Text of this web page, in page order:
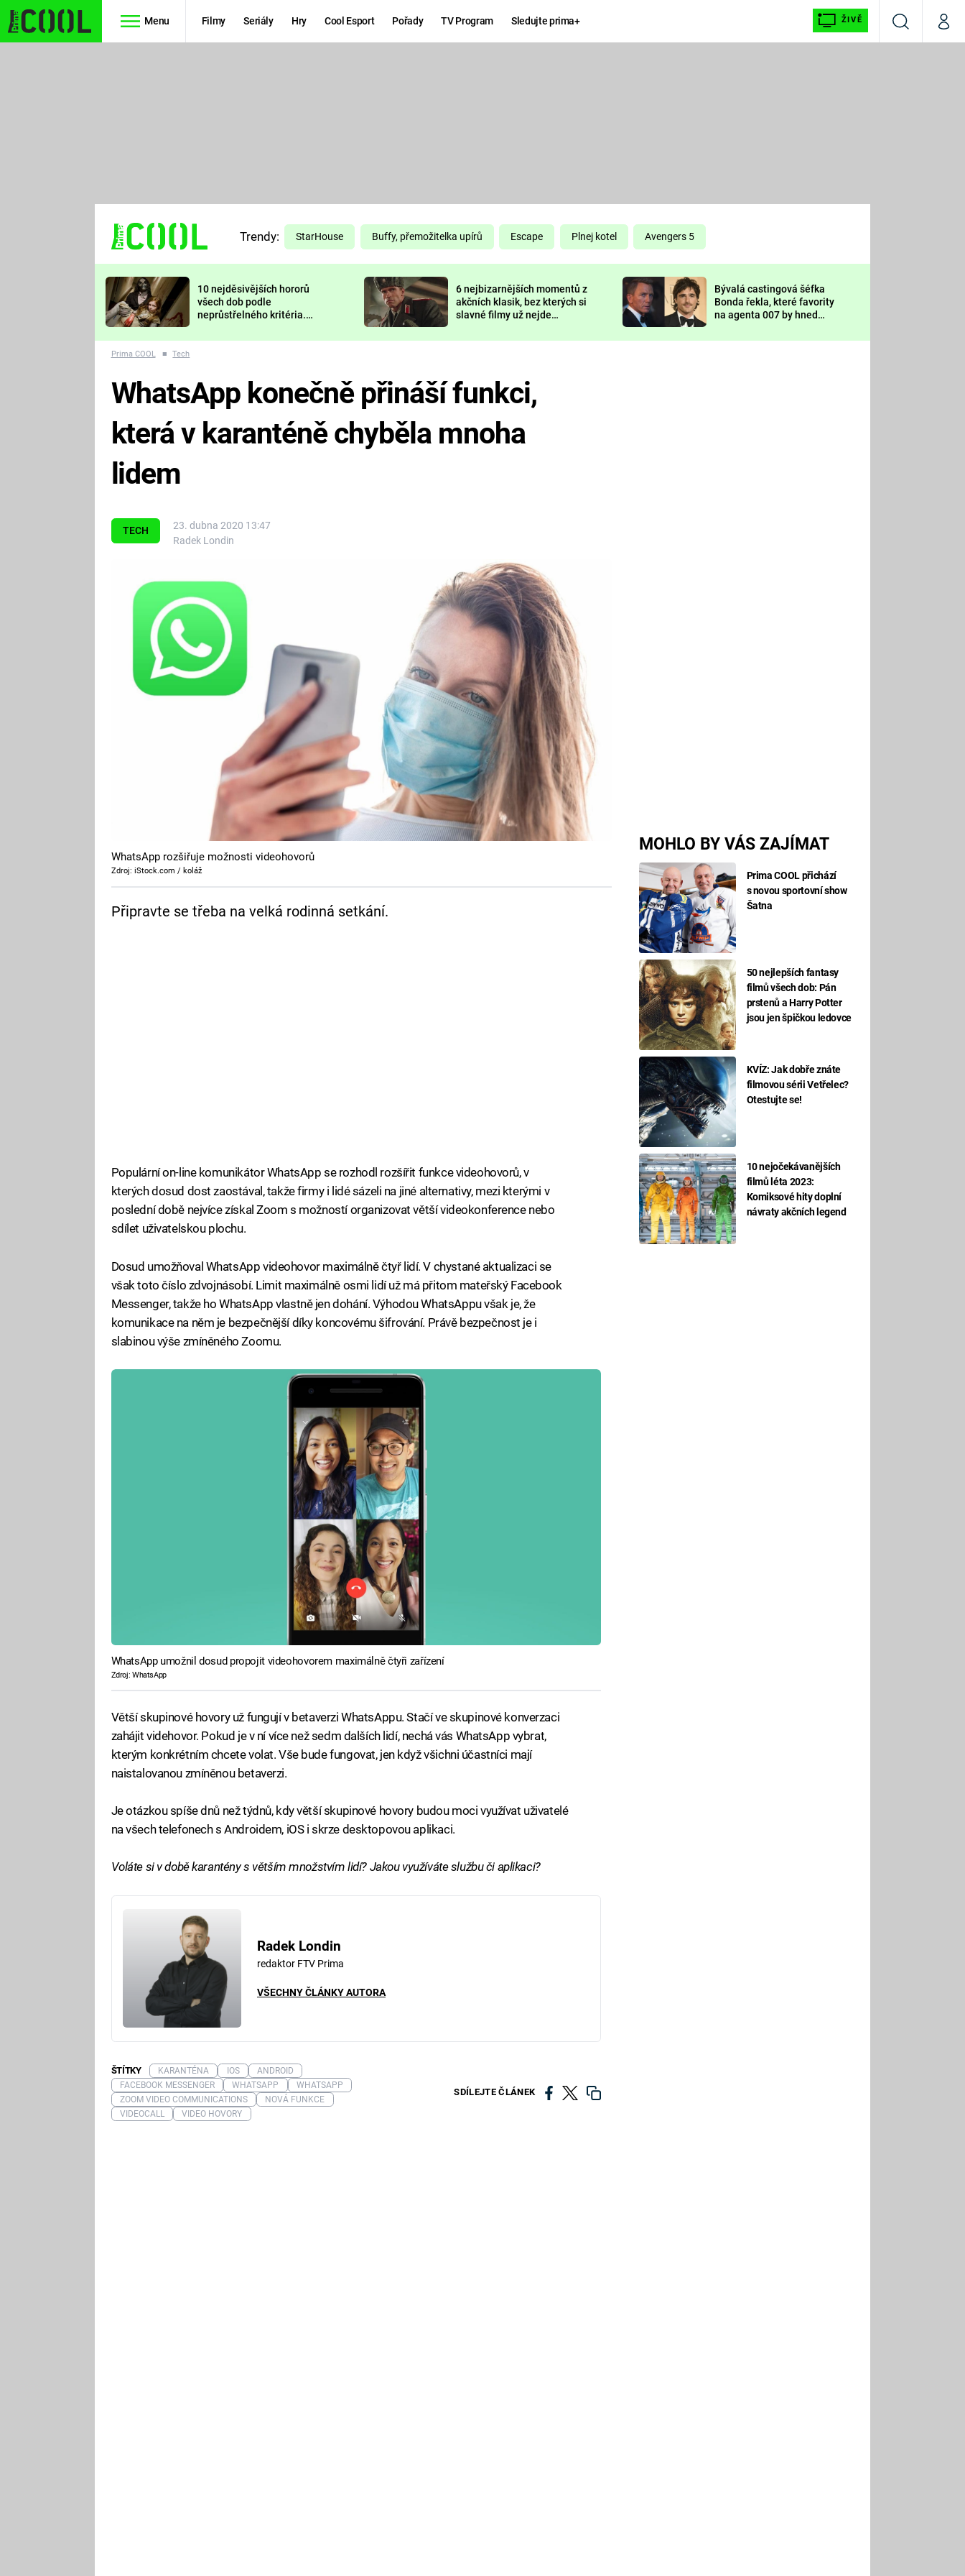
Menu Filmy Seriály Hry Cool Esport Pořady TV Program Sledujte prima+ ŽIVĚ
VyhledáváníMůj
TŘESKU
FUTURAMA
PREDÁTOR
DELIVERANCE
KOMEDIE
CHUCK
NORRIS
DEADPOOL
Prima LAJK
Sledujte nás
Trendy: StarHouse Buffy, přemožitelka upírů Escape Plnej kotel Avengers 5
10 nejděsivějších hororů
všech dob podle
neprůstřelného kritéria.
nejvíc zvednou tep?
6 nejbizarnějších momentů z
akčních klasik, bez kterých si
slavné filmy už nejde
Bývalá castingová šéfka
Bonda řekla, které favority
na agenta 007 by hned
Prima COOL ■ Tech
TECH
23. dubna 2020 13:47
Radek Londin
MOHLO BY VÁS ZAJÍMAT
Prima COOL přichází
s novou sportovní show
Šatna
50 nejlepších fantasy
filmů všech dob: Pán
prstenů a Harry Potter
jsou jen špičkou ledovce
KVÍZ: Jak dobře znáte
filmovou sérii Vetřelec?
Otestujte se!
10 nejočekávanějších
filmů léta 2023:
Komiksové hity doplní
návraty akčních legend
WhatsApp konečně přináší funkci,
která v karanténě chyběla mnoha
lidem
WhatsApp rozšiřuje možnosti videohovorů
Zdroj: iStock.com / koláž
Připravte se třeba na velká rodinná setkání.
Populární on-line komunikátor WhatsApp se rozhodl rozšířit funkce videohovorů, v
kterých dosud dost zaostával, takže firmy i lidé sázeli na jiné alternativy, mezi kterými v
poslední době nejvíce získal Zoom s možností organizovat větší videokonference nebo
sdílet uživatelskou plochu.
Dosud umožňoval WhatsApp videohovor maximálně čtyř lidí. V chystané aktualizaci se
však toto číslo zdvojnásobí. Limit maximálně osmi lidí už má přitom mateřský Facebook
Messenger, takže ho WhatsApp vlastně jen dohání. Výhodou WhatsAppu však je, že
komunikace na něm je bezpečnější díky koncovému šifrování. Právě bezpečnost je i
slabinou výše zmíněného Zoomu.
WhatsApp umožnil dosud propojit videohovorem maximálně čtyři zařízení
Zdroj: WhatsApp
Větší skupinové hovory už fungují v betaverzi WhatsAppu. Stačí ve skupinové konverzaci
zahájit videhovor. Pokud je v ní více než sedm dalších lidí, nechá vás WhatsApp vybrat,
kterým konkrétním chcete volat. Vše bude fungovat, jen když všichni účastníci mají
naistalovanou zmíněnou betaverzi.
Je otázkou spíše dnů než týdnů, kdy větší skupinové hovory budou moci využívat uživatelé
na všech telefonech s Androidem, iOS i skrze desktopovou aplikaci.
Voláte si v době karantény s větším množstvím lidí? Jakou využíváte službu či aplikaci?
Radek Londin
redaktor FTV Prima
VŠECHNY ČLÁNKY AUTORA
SDÍLEJTE ČLÁNEK
ŠTÍTKY KARANTÉNA IOS
ANDROID
FACEBOOK MESSENGER
WHATSAPP
WHATSAPP
ZOOM VIDEO COMMUNICATIONS
NOVÁ FUNKCE
VIDEOCALL
VIDEO HOVORY